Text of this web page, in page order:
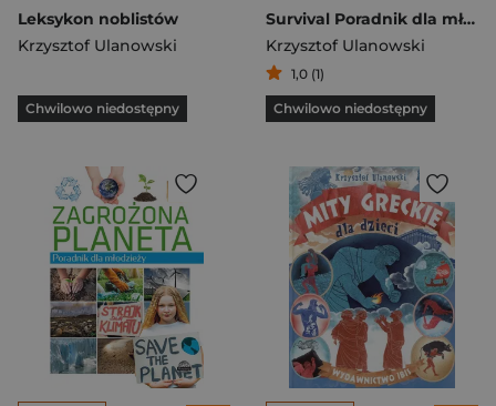
Leksykon noblistów
Krzysztof Ulanowski
Chwilowo niedostępny
Survival Poradnik dla młodzieży
Krzysztof Ulanowski
1,0 (1)
Chwilowo niedostępny